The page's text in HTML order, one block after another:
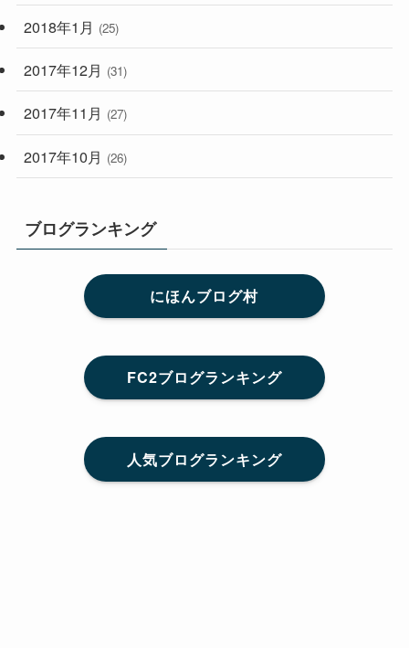
2018年1月 (25)
2017年12月 (31)
2017年11月 (27)
2017年10月 (26)
ブログランキング
にほんブログ村
FC2ブログランキング
人気ブログランキング